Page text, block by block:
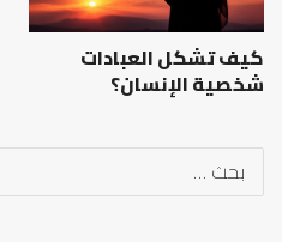
كيف تشكل العبادات
شخصية الإنسان؟